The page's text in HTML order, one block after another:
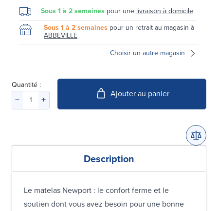
Sous 1 à 2 semaines pour une livraison à domicile
Sous 1 à 2 semaines pour un retrait au magasin à
ABBEVILLE
Choisir un autre magasin
Quantité :
Ajouter au panier
Description
Le matelas Newport : le confort ferme et le
soutien dont vous avez besoin pour une bonne